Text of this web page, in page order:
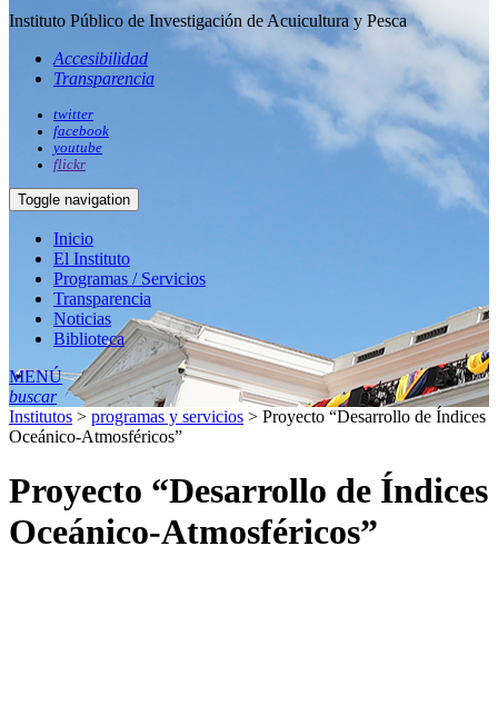
Instituto Público de Investigación de Acuicultura y Pesca
Accesibilidad
Transparencia
twitter
facebook
youtube
flickr
Toggle navigation
Inicio
El Instituto
Programas / Servicios
Transparencia
Noticias
Biblioteca
MENÚ
buscar
Institutos > programas y servicios > Proyecto “Desarrollo de Índices
Oceánico-Atmosféricos”
Proyecto “Desarrollo de Índices
Oceánico-Atmosféricos”